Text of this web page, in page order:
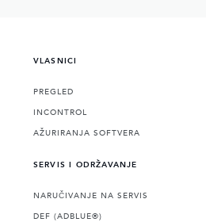
VLASNICI
PREGLED
INCONTROL
AŽURIRANJA SOFTVERA
SERVIS I ODRŽAVANJE
NARUČIVANJE NA SERVIS
DEF (ADBLUE®)